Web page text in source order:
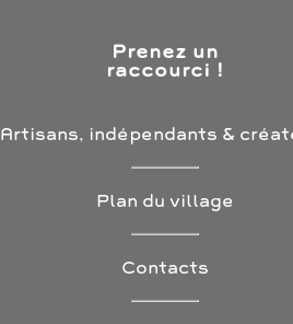
Prenez un
raccourci !
Artisans, indépendants &
Plan du village
Contacts